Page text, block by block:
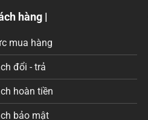
hàng |
mua hàng
đổi - trả
hoàn tiền
bảo mật